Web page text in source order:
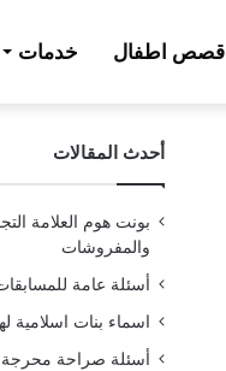
قصص اطفال خدمات
أحدث المقالات
بونت هوم العلامة
والمفروشات
أسئلة عامة للمسابقات مع
اسماء بنات اسلامية
أسئلة صراحة محرجة